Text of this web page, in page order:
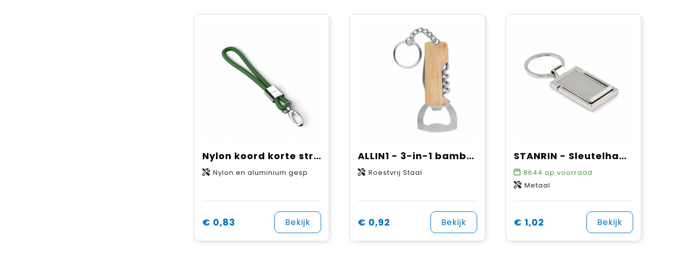
Nylon koord korte strap
Nylon en aluminium gesp
€ 0,83 Bekijk
ALLIN1 - 3-in-1 bamboe zakgereedschap
Roestvrij Staal
€ 0,92 Bekijk
STANRIN - Sleutelhanger en telefoonstanda
8644 op voorraad
Metaal
€ 1,02 Bekijk